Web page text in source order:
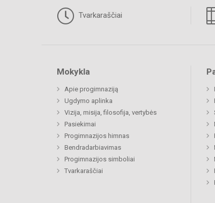
Tvarkaraščiai
Mokykla
Apie progimnaziją
Ugdymo aplinka
Vizija, misija, filosofija, vertybės
Pasiekimai
Progimnazijos himnas
Bendradarbiavimas
Progimnazijos simboliai
Tvarkaraščiai